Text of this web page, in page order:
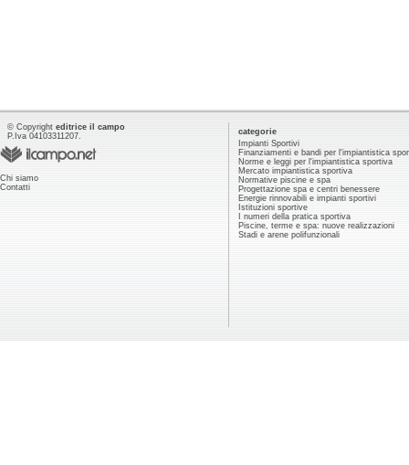
© Copyright editrice il campo
P.Iva 04103311207.
Chi siamo
Contatti
categorie
Impianti Sportivi
Finanziamenti e bandi per l'impiantistica
Norme e leggi per l'impiantistica sportiva
Mercato impiantistica sportiva
Normative piscine e spa
Progettazione spa e centri benessere
Energie rinnovabili e impianti sportivi
Istituzioni sportive
I numeri della pratica sportiva
Piscine, terme e spa: nuove realizzazioni
Stadi e arene polifunzionali